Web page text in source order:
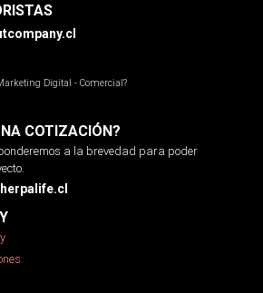
Digital - Comercial?
COTIZACIÓN?
a la brevedad para poder